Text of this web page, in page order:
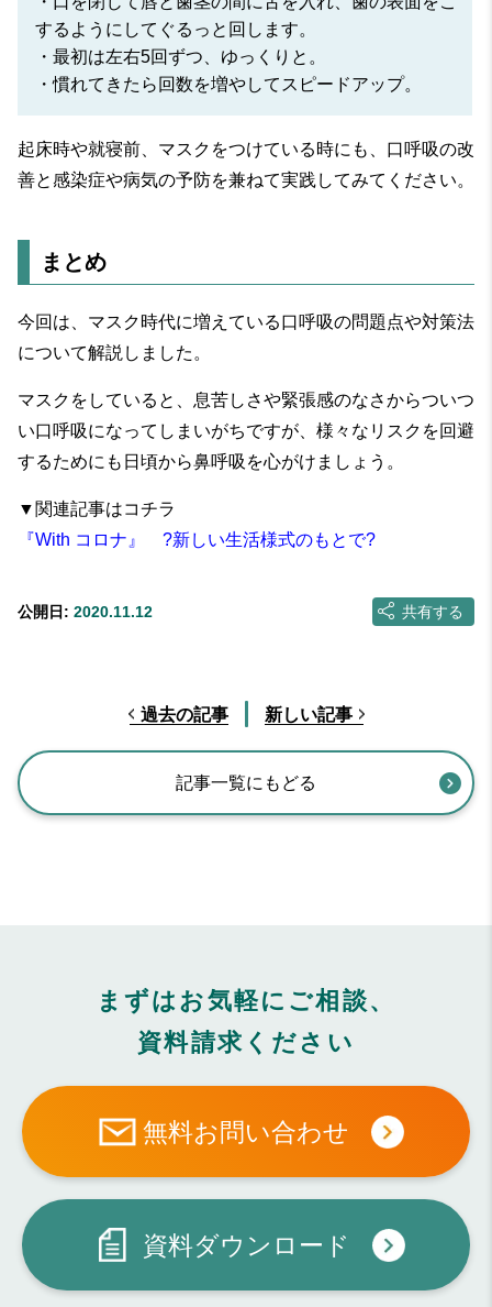
するようにしてぐるっと回します。
・最初は左右5回ずつ、ゆっくりと。
・慣れてきたら回数を増やしてスピードアップ。
起床時や就寝前、マスクをつけている時にも、口呼吸の改
善と感染症や病気の予防を兼ねて実践してみてください。
まとめ
今回は、マスク時代に増えている口呼吸の問題点や対策法
について解説しました。
マスクをしていると、息苦しさや緊張感のなさからついつ
い口呼吸になってしまいがちですが、様々なリスクを回避
するためにも日頃から鼻呼吸を心がけましょう。
▼関連記事はコチラ
『With コロナ』 ?新しい生活様式のもとで?
公開日: 2020.11.12 共有する
過去の記事 新しい記事
記事一覧にもどる
まずはお気軽にご相談、
資料請求ください
無料お問い合わせ
資料ダウンロード